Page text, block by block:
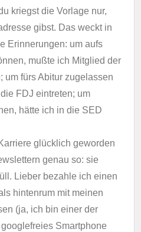
kriegst die Vorlage nur,
gibst. Das weckt in
Erinnerungen: um aufs
mußte ich Mitglied der
um fürs Abitur zugelassen
FDJ eintreten; um
hätte ich in die SED
glücklich geworden
genau so: sie
Lieber bezahle ich einen
hintenrum mit meinen
(ja, ich bin einer der
Smartphone